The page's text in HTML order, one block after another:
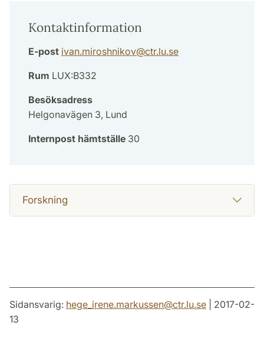
Kontaktinformation
E-post ivan.miroshnikov@ctr.lu.se
Rum LUX:B332
Besöksadress
Helgonavägen 3, Lund
Internpost hämtställe 30
Forskning
Sidansvarig: hege_irene.markussen@ctr.lu.se | 2017-02-
13